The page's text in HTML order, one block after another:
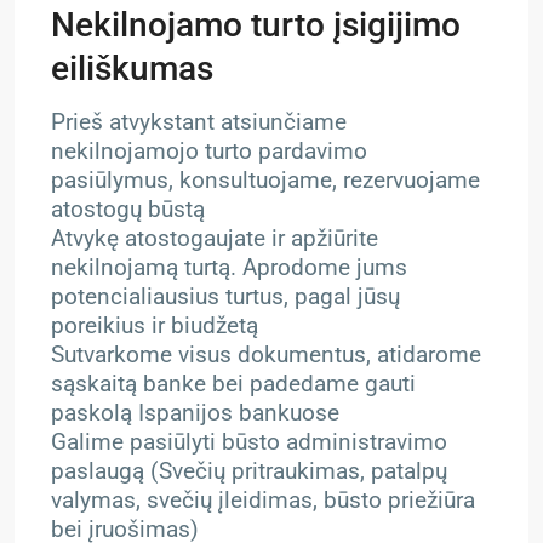
Nekilnojamo turto įsigijimo
eiliškumas
Prieš atvykstant atsiunčiame
nekilnojamojo turto pardavimo
pasiūlymus, konsultuojame, rezervuojame
atostogų būstą
Atvykę atostogaujate ir apžiūrite
nekilnojamą turtą. Aprodome jums
potencialiausius turtus, pagal jūsų
poreikius ir biudžetą
Sutvarkome visus dokumentus, atidarome
sąskaitą banke bei padedame gauti
paskolą Ispanijos bankuose
Galime pasiūlyti būsto administravimo
paslaugą (Svečių pritraukimas, patalpų
valymas, svečių įleidimas, būsto priežiūra
bei įruošimas)